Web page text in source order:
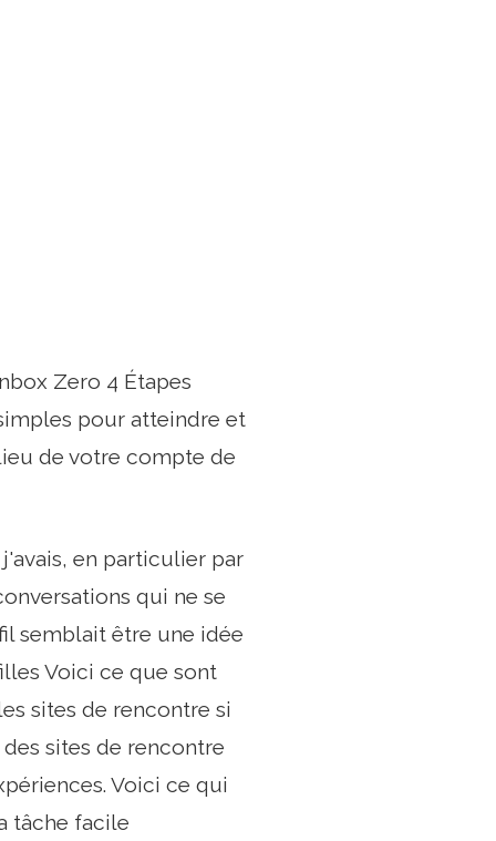
Zero 4 Étapes
pour atteindre et
de votre compte de
en particulier par
qui ne se
semblait être une idée
Voici ce que sont
sites de rencontre si
sites de rencontre
Voici ce qui
tâche facile